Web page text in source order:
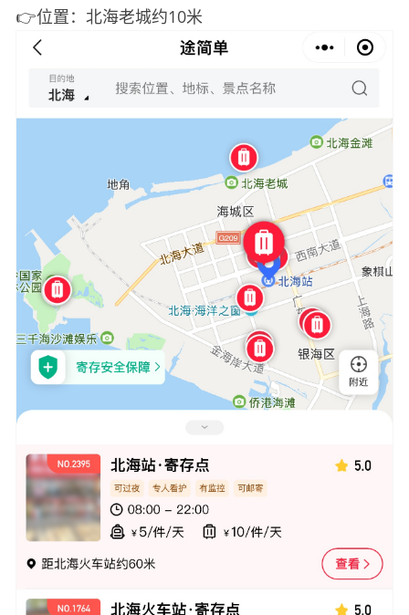
👉位置：北海老城约10米